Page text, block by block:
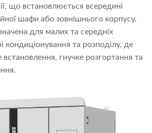
що встановлюється всередині
шафи або зовнішнього корпусу.
для малих та середніх
кондиціонування та розподілу, де
гнучке розгортання та